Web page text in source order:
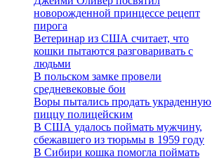
новорожденной принцессе рецепт
пирога
Ветеринар из США считает, что
кошки пытаются разговаривать с
людьми
В польском замке провели
средневековые бои
Воры пытались продать украденную
пиццу полицейским
В США удалось поймать мужчину,
сбежавшего из тюрьмы в 1959 году
В Сибири кошка помогла поймать